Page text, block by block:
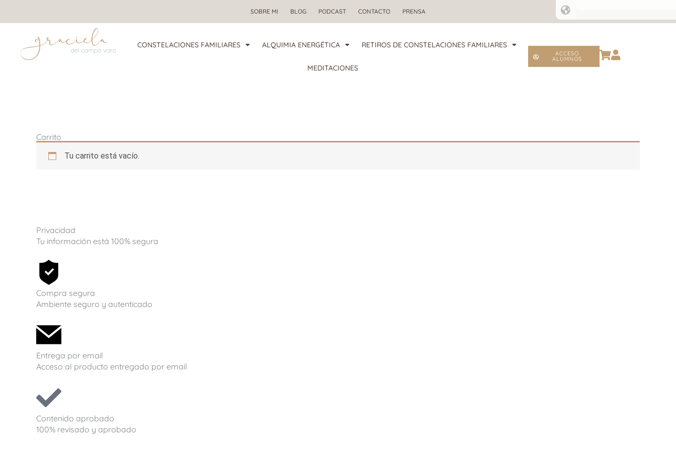
SOBRE MI BLOG PODCAST CONTACTO PRENSA
CONSTELACIONES FAMILIARES ALQUIMIA ENERGÉTICA RETIROS DE CONSTELACIONES FAMILIARES
MEDITACIONES
ACCESO
ALUMNOS
Carrito
Tu carrito está vacío.
Privacidad
Tu información está 100% segura
Compra segura
Ambiente seguro y autenticado
Entrega por email
Acceso al producto entregado por email
Contenido aprobado
100% revisado y aprobado